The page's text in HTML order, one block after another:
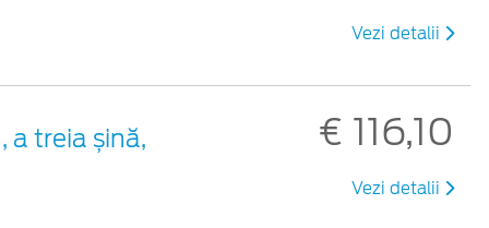
Vezi detalii
a treia șină,
€ 116,10
Vezi detalii